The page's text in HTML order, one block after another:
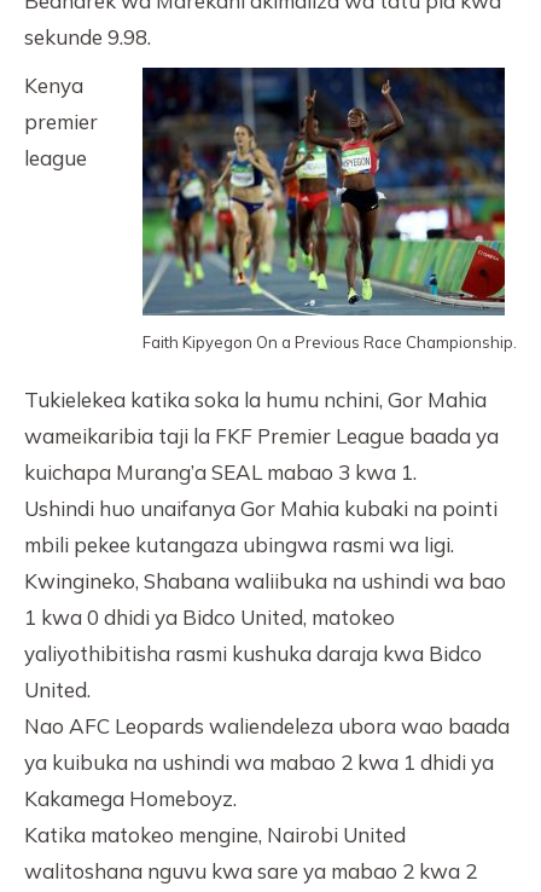
sekunde 9.98.
Faith Kipyegon On a Previous Race Championship.
Kenya
premier
league
Tukielekea katika soka la humu nchini, Gor Mahia
wameikaribia taji la FKF Premier League baada ya
kuichapa Murang’a SEAL mabao 3 kwa 1.
Ushindi huo unaifanya Gor Mahia kubaki na pointi
mbili pekee kutangaza ubingwa rasmi wa ligi.
Kwingineko, Shabana waliibuka na ushindi wa bao
1 kwa 0 dhidi ya Bidco United, matokeo
yaliyothibitisha rasmi kushuka daraja kwa Bidco
United.
Nao AFC Leopards waliendeleza ubora wao baada
ya kuibuka na ushindi wa mabao 2 kwa 1 dhidi ya
Kakamega Homeboyz.
Katika matokeo mengine, Nairobi United
walitoshana nguvu kwa sare ya mabao 2 kwa 2